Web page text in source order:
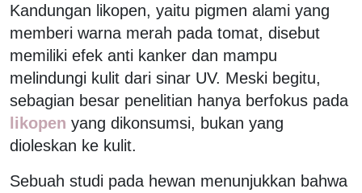
Kandungan likopen, yaitu pigmen alami yang
memberi warna merah pada tomat, disebut
memiliki efek anti kanker dan mampu
melindungi kulit dari sinar UV. Meski begitu,
sebagian besar penelitian hanya berfokus pada
likopen yang dikonsumsi, bukan yang
dioleskan ke kulit.
Sebuah studi pada hewan menunjukkan bahwa